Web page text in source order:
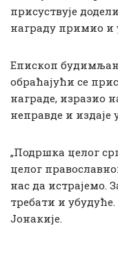
присуствује
награду примио и
Епископ
обраћајући се
награде, изразио
неправде и
„Подршка целог
целог
нас да истрајемо.
требати и убудуће.
Јонакије.